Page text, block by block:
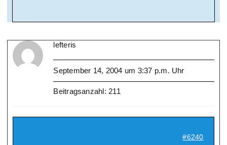
lefteris
September 14, 2004 um 3:37 p.m. Uhr
Beitragsanzahl: 211
#6240